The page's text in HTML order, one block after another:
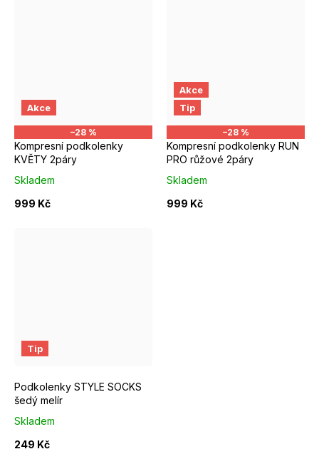
Akce
–28 %
Kompresní podkolenky
KVĚTY 2páry
Skladem
999 Kč
S/M EUR 37-39
Akce
Tip
–28 %
Kompresní podkolenky RUN
PRO růžové 2páry
Skladem
999 Kč
S/M EUR 37-39
Tip
Podkolenky STYLE SOCKS
šedý melír
Skladem
249 Kč